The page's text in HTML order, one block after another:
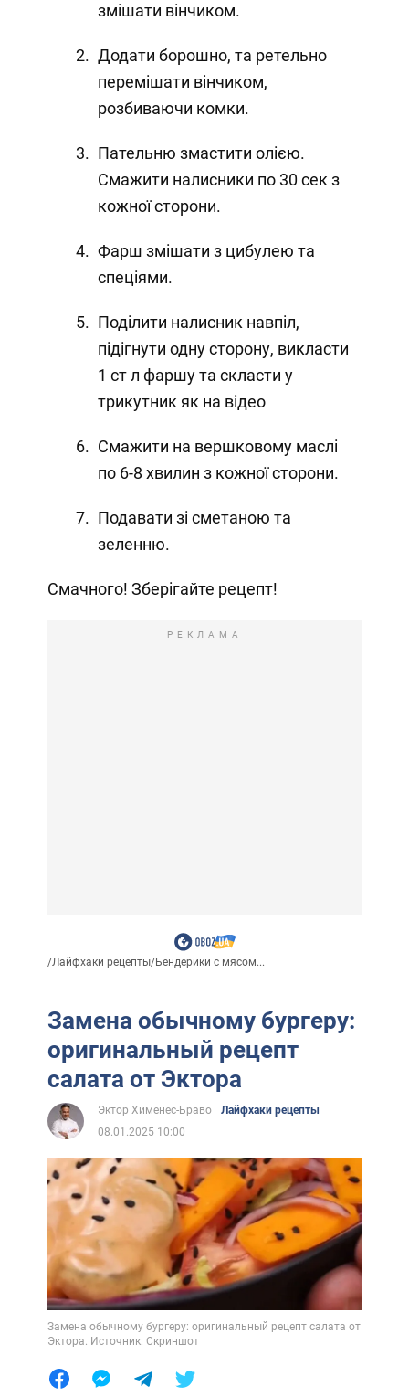
змішати вінчиком.
Додати борошно, та ретельно
перемішати вінчиком,
розбиваючи комки.
Пательню змастити олією.
Смажити налисники по 30 сек з
кожної сторони.
Фарш змішати з цибулею та
спеціями.
Поділити налисник навпіл,
підігнути одну сторону, викласти
1 ст л фаршу та скласти у
трикутник як на відео
Смажити на вершковому маслі
по 6-8 хвилин з кожної сторони.
Подавати зі сметаною та
зеленню.
Смачного! Зберігайте рецепт!
РЕКЛАМА
/Лайфхаки рецепты/Бендерики с мясом...
Замена обычному бургеру:
оригинальный рецепт
салата от Эктора
Эктор Хименес-Браво
Лайфхаки рецепты
08.01.2025 10:00
Замена обычному бургеру: оригинальный рецепт салата от
Эктора. Источник: Скриншот